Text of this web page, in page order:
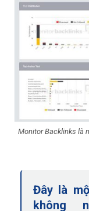
Monitor Backlinks là
Đây là
không